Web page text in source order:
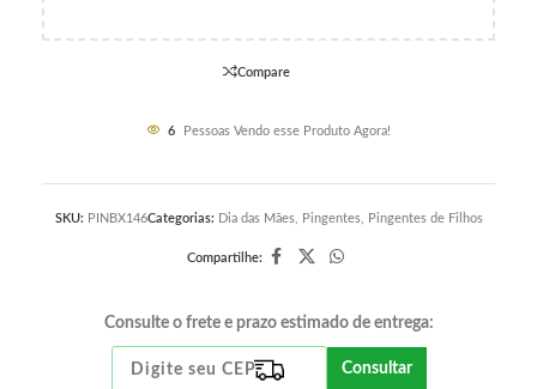
Compare
6 Pessoas Vendo esse Produto Agora!
SKU: PINBX146Categorias: Dia das Mães, Pingentes, Pingentes de Filhos
Compartilhe:
Consulte o frete e prazo estimado de entrega:
Consultar